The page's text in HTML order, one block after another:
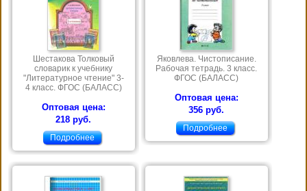
Шестакова Толковый
словарик к учебнику
"Литературное чтение" 3-
4 класс. ФГОС (БАЛАСС)
Оптовая цена:
218 руб.
Подробнее
Яковлева. Чистописание.
Рабочая тетрадь. 3 класс.
ФГОС (БАЛАСС)
Оптовая цена:
356 руб.
Подробнее